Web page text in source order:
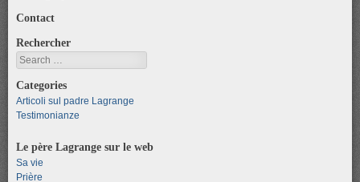
Contact
Rechercher
Search
Categories
Articoli sul padre Lagrange
Testimonianze
Le père Lagrange sur le web
Sa vie
Prière